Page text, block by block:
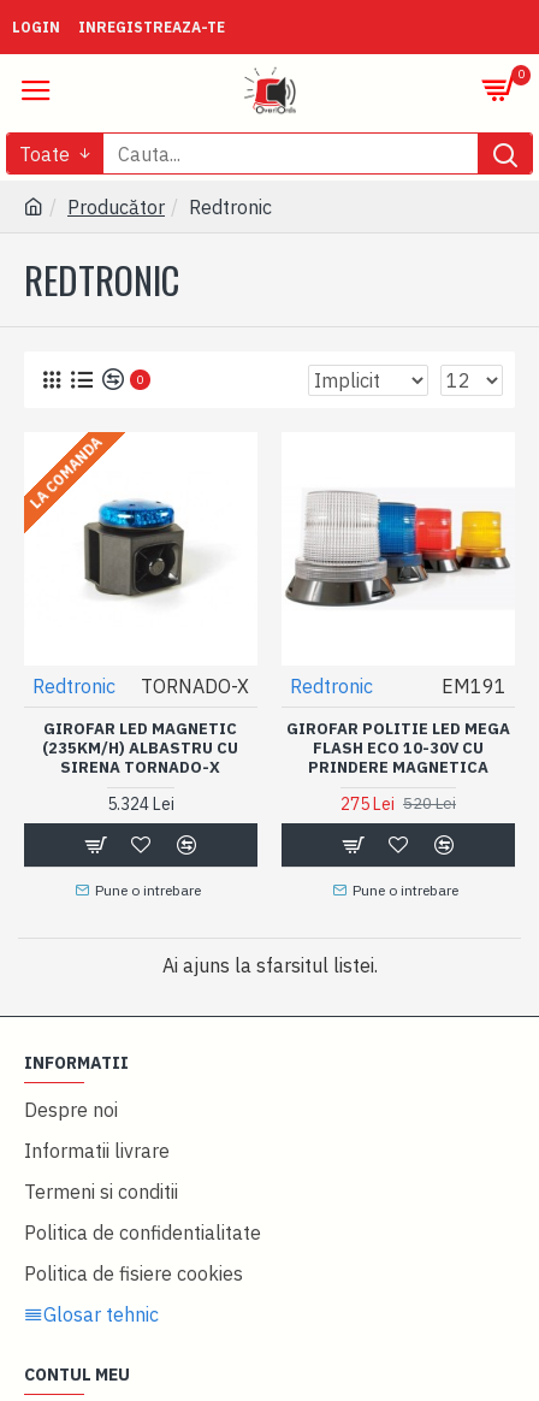
LOGIN INREGISTREAZA-TE
0
Toate
Producător Redtronic
REDTRONIC
0
LA COMANDA
Redtronic TORNADO-X
GIROFAR LED MAGNETIC
(235KM/H) ALBASTRU CU
SIRENA TORNADO-X
5.324 Lei
Pune o intrebare
Redtronic EM191
GIROFAR POLITIE LED MEGA
FLASH ECO 10-30V CU
PRINDERE MAGNETICA
275 Lei 520 Lei
Pune o intrebare
Ai ajuns la sfarsitul listei.
INFORMATII
Despre noi
Informatii livrare
Termeni si conditii
Politica de confidentialitate
Politica de fisiere cookies
Glosar tehnic
CONTUL MEU